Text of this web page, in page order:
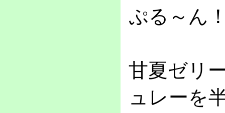
ぷる～ん
甘夏ゼリ
ュレーを